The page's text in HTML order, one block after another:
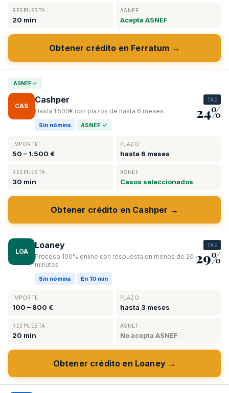
RESPUESTA
20 min
ASNEF
Acepta ASNEF
Obtener crédito en Ferratum →
ASNEF ✓
CAS
Cashper
Hasta 1.500€ con plazos de hasta 6 meses
Sin nómina ASNEF ✓
TAE
24%
IMPORTE
50 – 1.500 €
PLAZO
hasta 6 meses
RESPUESTA
30 min
ASNEF
Casos seleccionados
Obtener crédito en Cashper →
LOA
Loaney
Proceso 100% online con respuesta en menos de 20
minutos
Sin nómina En 10 min
TAE
29%
IMPORTE
100 – 800 €
PLAZO
hasta 3 meses
RESPUESTA
20 min
ASNEF
No acepta ASNEF
Obtener crédito en Loaney →